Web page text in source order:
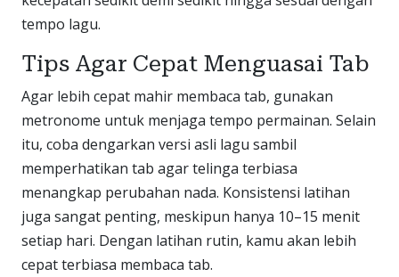
tempo lagu.
Tips Agar Cepat Menguasai Tab
Agar lebih cepat mahir membaca tab, gunakan
metronome untuk menjaga tempo permainan. Selain
itu, coba dengarkan versi asli lagu sambil
memperhatikan tab agar telinga terbiasa
menangkap perubahan nada. Konsistensi latihan
juga sangat penting, meskipun hanya 10–15 menit
setiap hari. Dengan latihan rutin, kamu akan lebih
cepat terbiasa membaca tab.